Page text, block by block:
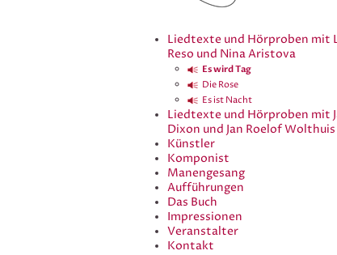
Liedtexte und Hörproben mit
Reso und Nina Aristova
Es wird Tag
Die Rose
Es ist Nacht
Liedtexte und Hörproben mit
Dixon und Jan Roelof Wolthuis
Künstler
Komponist
Manengesang
Aufführungen
Das Buch
Impressionen
Veranstalter
Kontakt